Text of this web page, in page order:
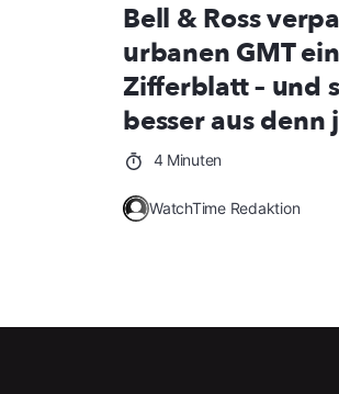
Bell & Ross
urbanen GMT
Zifferblatt – und
besser aus denn
4 Minuten
WatchTime Redaktion